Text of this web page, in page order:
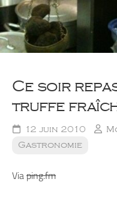
Ce soir
truffe
12 juin 2010
Gastronomie
Viaping.fm